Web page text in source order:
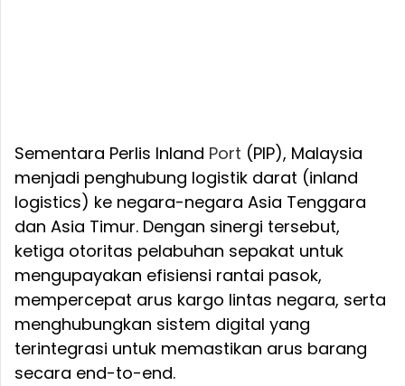
Sementara Perlis Inland Port (PIP), Malaysia
menjadi penghubung logistik darat (inland
logistics) ke negara-negara Asia Tenggara
dan Asia Timur. Dengan sinergi tersebut,
ketiga otoritas pelabuhan sepakat untuk
mengupayakan efisiensi rantai pasok,
mempercepat arus kargo lintas negara, serta
menghubungkan sistem digital yang
terintegrasi untuk memastikan arus barang
secara end-to-end.